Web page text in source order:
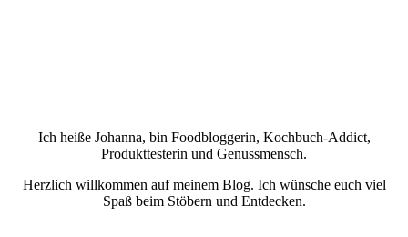
Ich heiße Johanna, bin Foodbloggerin, Kochbuch-Addict,
Produkttesterin und Genussmensch.
Herzlich willkommen auf meinem Blog. Ich wünsche euch viel
Spaß beim Stöbern und Entdecken.